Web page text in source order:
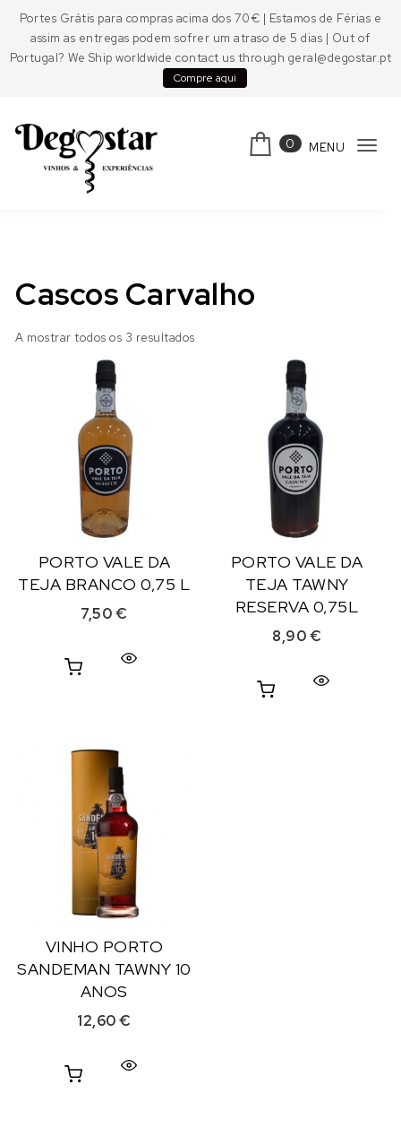
Portes Grátis para compras acima dos 70€ | Estamos de Férias e
assim as entregas podem sofrer um atraso de 5 dias | Out of
Portugal? We Ship worldwide contact us through geral@degostar.pt
Compre aqui
0 MENU
Cascos Carvalho
A mostrar todos os 3 resultados
PORTO VALE DA
TEJA BRANCO 0,75 L
7,50€
PORTO VALE DA
TEJA TAWNY
RESERVA 0,75L
8,90€
VINHO PORTO
SANDEMAN TAWNY 10
ANOS
12,60€